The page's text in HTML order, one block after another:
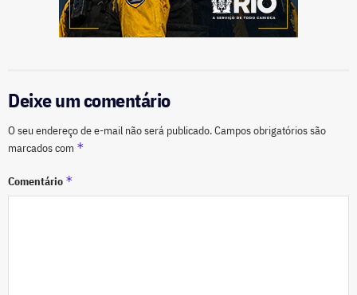
Deixe um comentário
O seu endereço de e-mail não será publicado.Campos obrigatórios são
marcados com *
Comentário *